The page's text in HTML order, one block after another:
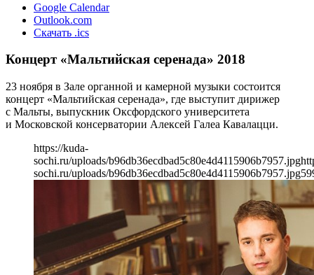
Google Calendar
Outlook.com
Скачать .ics
Концерт «Мальтийская серенада» 2018
23 ноября в Зале органной и камерной музыки состоится
концерт «Мальтийская серенада», где выступит дирижер
с Мальты, выпускник Оксфордского университета
и Московской консерватории Алексей Галеа Кавалацци.
https://kuda-
sochi.ru/uploads/b96db36ecdbad5c80e4d4115906b7957.jpg
sochi.ru/uploads/b96db36ecdbad5c80e4d4115906b7957.jpg